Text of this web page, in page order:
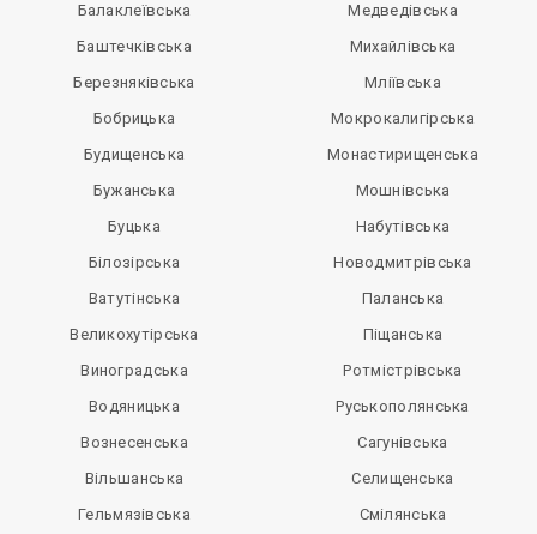
Балаклеївська
Баштечківська
Березняківська
Бобрицька
Будищенська
Бужанська
Буцька
Білозірська
Ватутінська
Великохутірська
Виноградська
Водяницька
Вознесенська
Вільшанська
Гельмязівська
Медведівська
Михайлівська
Мліївська
Мокрокалигірська
Монастирищенська
Мошнівська
Набутівська
Новодмитрівська
Паланська
Піщанська
Ротмістрівська
Руськополянська
Сагунівська
Селищенська
Смілянська